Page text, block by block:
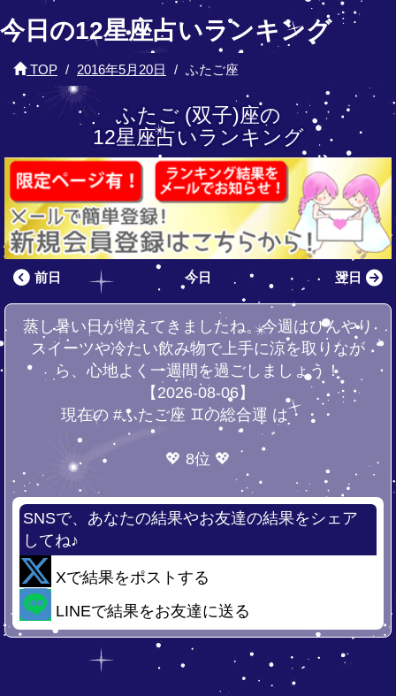
今日の12星座占いランキング
TOP 2016年5月20日 ふたご座
ふたご (双子)座の
12星座占いランキング
前日 今日 翌日
蒸し暑い日が増えてきましたね。今週はひんやり
スイーツや冷たい飲み物で上手に涼を取りなが
ら、心地よく一週間を過ごしましょう！
【2026-08-06】
現在の #ふたご座 ♊の総合運 は・・・
💖 8位 💖
SNSで、あなたの結果やお友達の結果をシェア
してね♪
Xで結果をポストする
LINEで結果をお友達に送る